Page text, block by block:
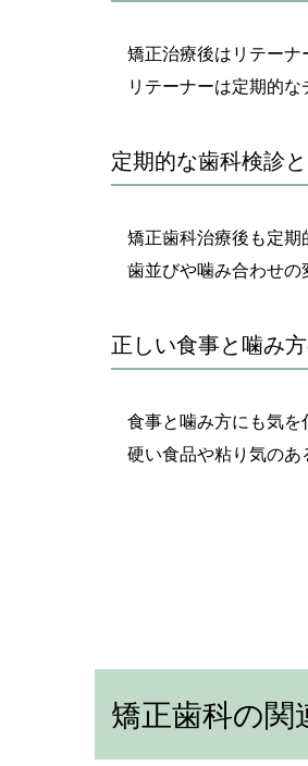
矯正治療後はリテーナ
リテーナーは定期的
定期的な歯科検診
矯正歯科治療後も定期
歯並びや噛み合わせの
正しい食事と噛み
食事と噛み方にも気を
硬い食品や粘り気のあ
矯正歯科の関